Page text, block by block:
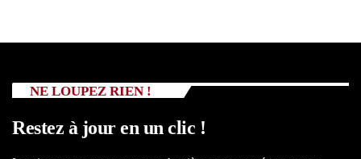
NE LOUPEZ RIEN !
Restez à jour en un clic !